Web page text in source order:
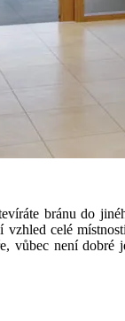
bránu do
celé
vůbec není